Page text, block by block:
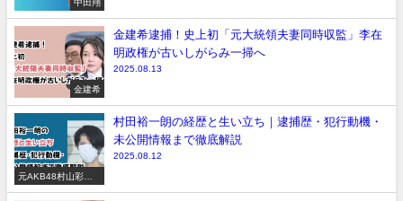
金建希
金建希逮捕！史上初「元大統領夫妻同時収監」李在
明政権が古いしがらみ一掃へ
2025.08.13
元AKB48村山彩希
村田裕一朗の経歴と生い立ち｜逮捕歴・犯行動機・
未公開情報まで徹底解説
2025.08.12